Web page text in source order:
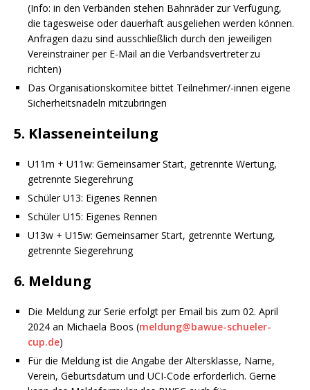
(Info: in den Verbänden stehen Bahnräder zur Verfügung,
die tagesweise oder dauerhaft ausgeliehen werden können.
Anfragen dazu sind ausschließlich durch den jeweiligen
Vereinstrainer per E-Mail an die Verbandsvertreter zu
richten)
Das Organisationskomitee bittet Teilnehmer/-innen eigene
Sicherheitsnadeln mitzubringen
5. Klasseneinteilung
U11m + U11w: Gemeinsamer Start, getrennte Wertung,
getrennte Siegerehrung
Schüler U13: Eigenes Rennen
Schüler U15: Eigenes Rennen
U13w + U15w: Gemeinsamer Start, getrennte Wertung,
getrennte Siegerehrung
6. Meldung
Die Meldung zur Serie erfolgt per Email bis zum 02. April
2024 an Michaela Boos (meldung@bawue-schueler-
cup.de)
Für die Meldung ist die Angabe der Altersklasse, Name,
Verein, Geburtsdatum und UCI-Code erforderlich. Gerne